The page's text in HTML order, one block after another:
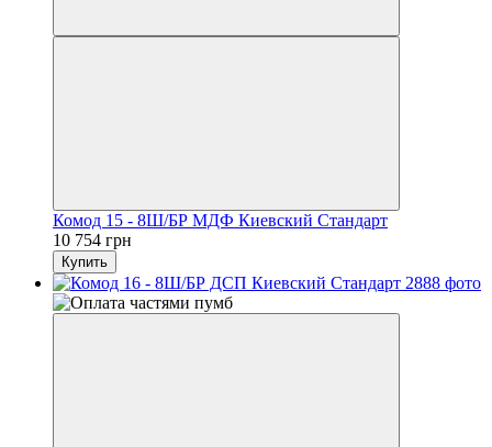
Комод 15 - 8Ш/БР МДФ Киевский Стандарт
10 754 грн
Купить